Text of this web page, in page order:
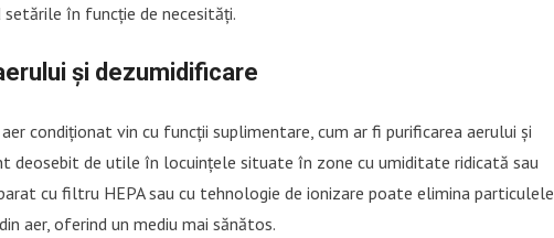
în funcție de necesități.
și dezumidificare
condiționat vin cu funcții suplimentare, cum ar fi purificarea aerului și
deosebit de utile în locuințele situate în zone cu umiditate ridicată sau
cu filtru HEPA sau cu tehnologie de ionizare poate elimina particulele
aer, oferind un mediu mai sănătos.